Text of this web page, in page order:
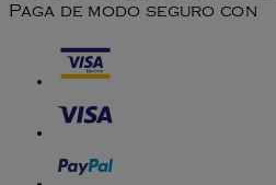
Paga de modo seguro con